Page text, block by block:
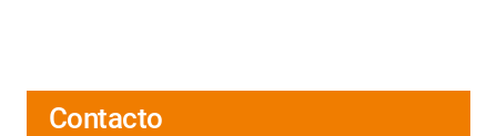
Contacto